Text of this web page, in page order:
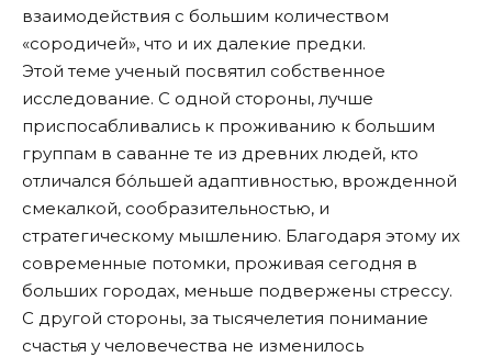
взаимодействия с большим количеством
«сородичей», что и их далекие предки.
Этой теме ученый посвятил собственное
исследование. С одной стороны, лучше
приспосабливались к проживанию к большим
группам в саванне те из древних людей, кто
отличался бо́льшей адаптивностью, врожденной
смекалкой, сообразительностью, и
стратегическому мышлению. Благодаря этому их
современные потомки, проживая сегодня в
больших городах, меньше подвержены стрессу.
С другой стороны, за тысячелетия понимание
счастья у человечества не изменилось